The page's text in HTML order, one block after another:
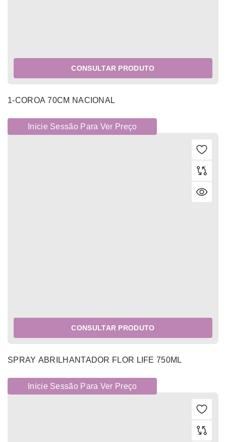
CONSULTAR PRODUTO
1-COROA 70CM NACIONAL
Inicie Sessão Para Ver Preço
CONSULTAR PRODUTO
SPRAY ABRILHANTADOR FLOR LIFE 750ML
Inicie Sessão Para Ver Preço